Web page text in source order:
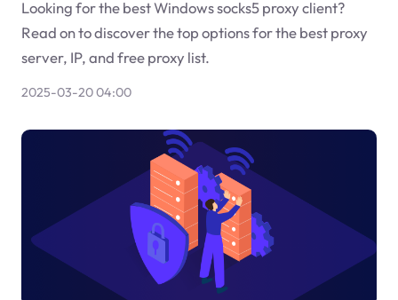
Looking for the best Windows socks5 proxy client?
Read on to discover the top options for the best proxy
server, IP, and free proxy list.
2025-03-20 04:00